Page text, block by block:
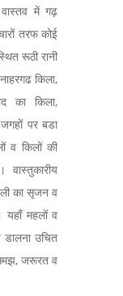
में गढ़
तरफ कोई
रूठी रानी
किला,
का किला,
पर बडा
व किलों की
का सृजन व
यहाँ महलों व
डालना उचित
समझ, जरूरत व